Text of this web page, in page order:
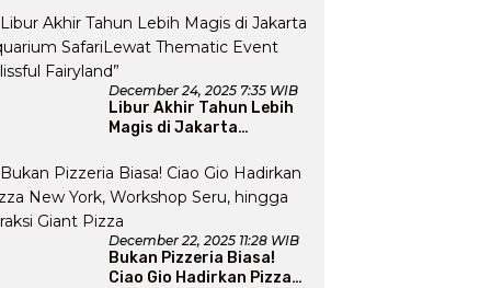
December 24, 2025 7:35 WIB
Libur Akhir Tahun Lebih
Magis di Jakarta
Thematic Event “Blissful
Fairyland”
December 22, 2025 11:28 WIB
Bukan Pizzeria Biasa!
Ciao Gio Hadirkan Pizza